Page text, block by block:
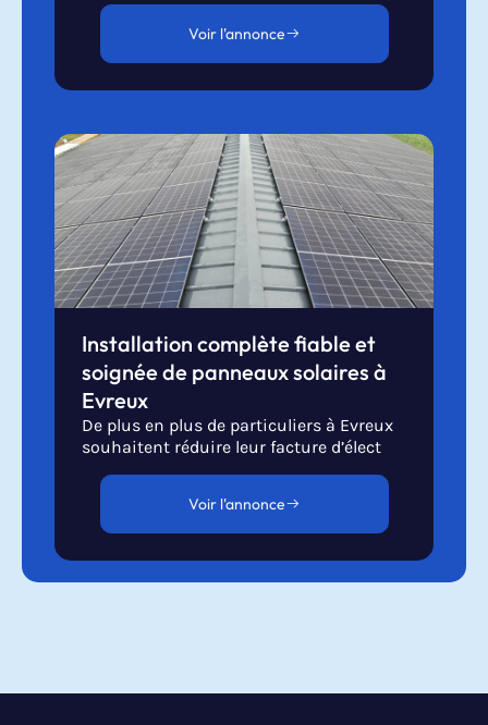
Voir l'annonce
Installation complète fiable et
soignée de panneaux solaires à
Evreux
De plus en plus de particuliers à Evreux
souhaitent réduire leur facture d’élect
Voir l'annonce